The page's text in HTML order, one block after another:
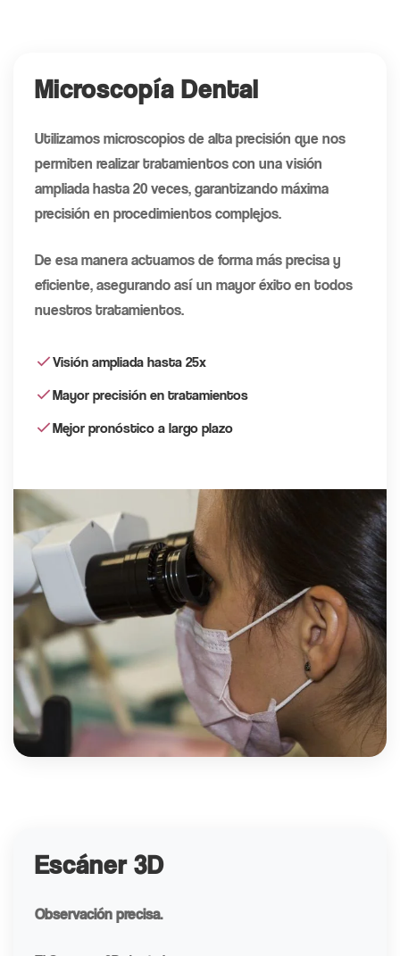
Microscopía Dental
Utilizamos microscopios de alta precisión que nos
permiten realizar tratamientos con una visión
ampliada hasta 20 veces, garantizando máxima
precisión en procedimientos complejos.
De esa manera actuamos de forma más precisa y
eficiente, asegurando así un mayor éxito en todos
nuestros tratamientos.
Visión ampliada hasta 25x
Mayor precisión en tratamientos
Mejor pronóstico a largo plazo
Escáner 3D
Observación precisa.